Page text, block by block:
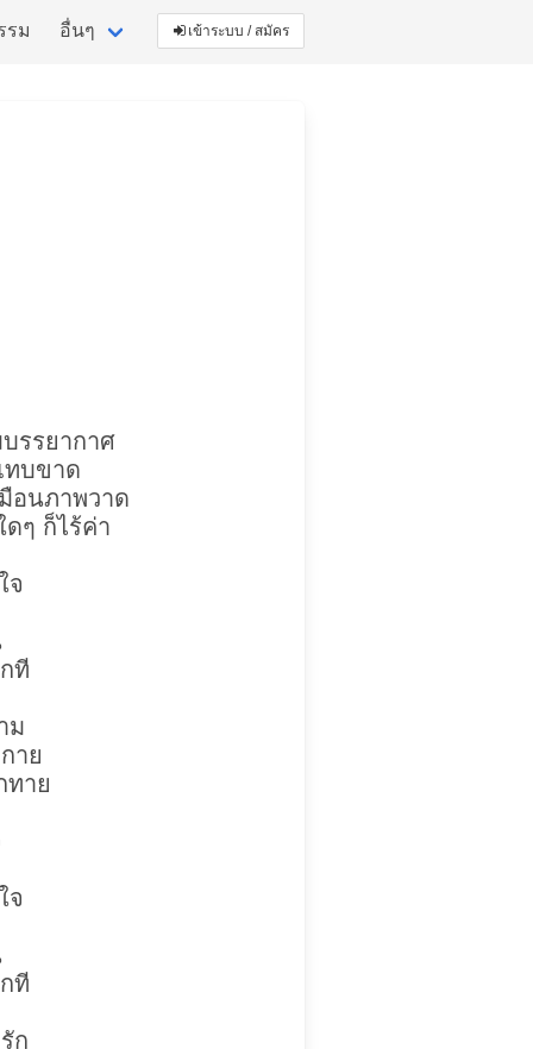
รม อื่นๆ เข้าระบบ / สมัคร
รรยากาศ
ทบขาด
อนภาพวาด
ๆ ก็ไร้ค่า
จ
ที
ม
าย
ทาย
จ
ที
ก